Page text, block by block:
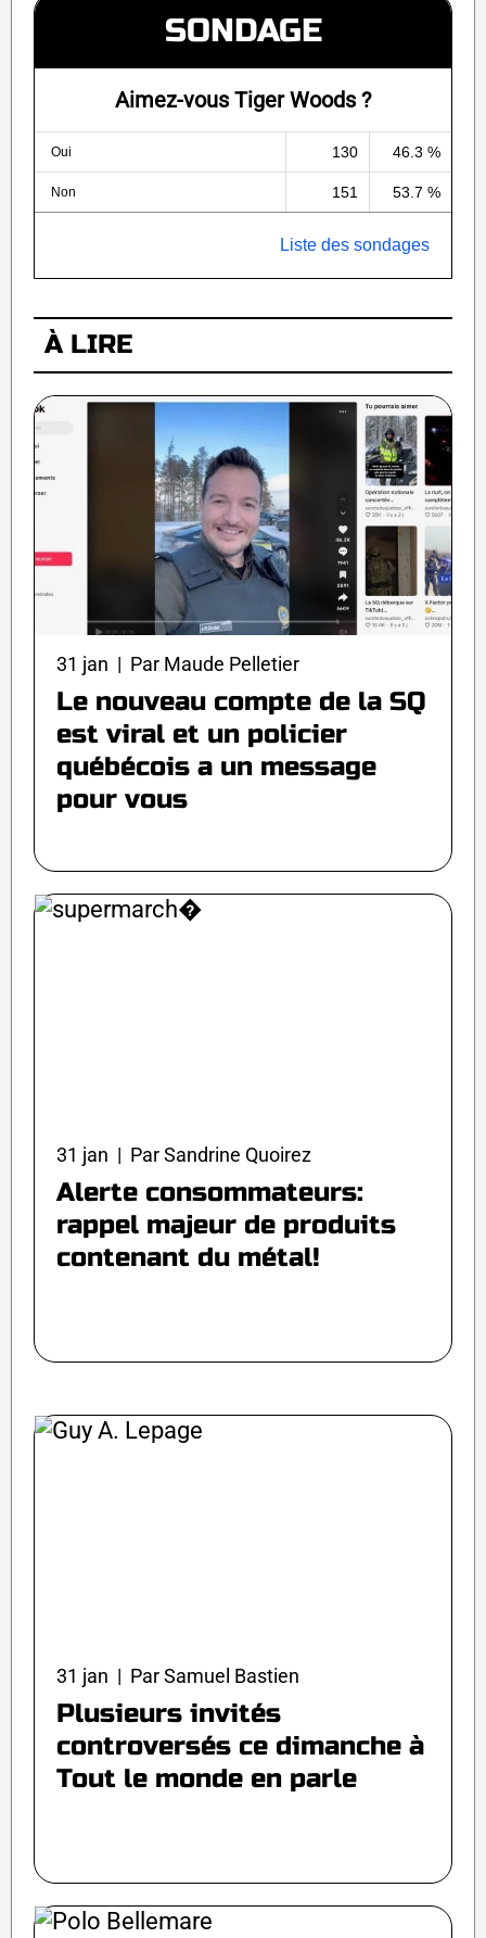
SONDAGE
Aimez-vous Tiger Woods ?
Oui 130 46.3 %
Non 151 53.7 %
Liste des sondages
À LIRE
31 jan | Par Maude Pelletier
Le nouveau compte de la SQ
est viral et un policier
québécois a un message
pour vous
31 jan | Par Sandrine Quoirez
Alerte consommateurs:
rappel majeur de produits
contenant du métal!
31 jan | Par Samuel Bastien
Plusieurs invités
controversés ce dimanche à
Tout le monde en parle